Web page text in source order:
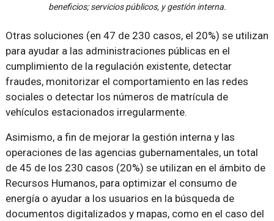
beneficios; servicios públicos, y gestión interna.
Otras soluciones (en 47 de 230 casos, el 20%) se utilizan
para ayudar a las administraciones públicas en el
cumplimiento de la regulación existente, detectar
fraudes, monitorizar el comportamiento en las redes
sociales o detectar los números de matrícula de
vehículos estacionados irregularmente.
Asimismo, a fin de mejorar la gestión interna y las
operaciones de las agencias gubernamentales, un total
de 45 de los 230 casos (20%) se utilizan en el ámbito de
Recursos Humanos, para optimizar el consumo de
energía o ayudar a los usuarios en la búsqueda de
documentos digitalizados y mapas, como en el caso del